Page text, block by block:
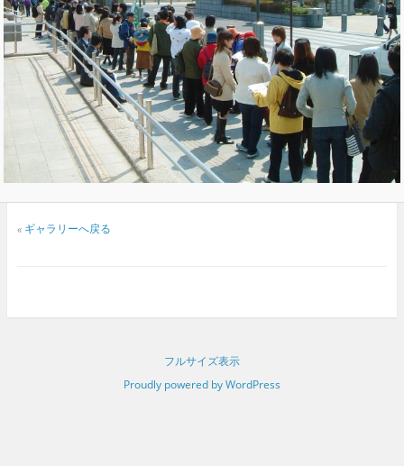
« ギャラリーへ戻る
フルサイズ表示
Proudly powered by WordPress